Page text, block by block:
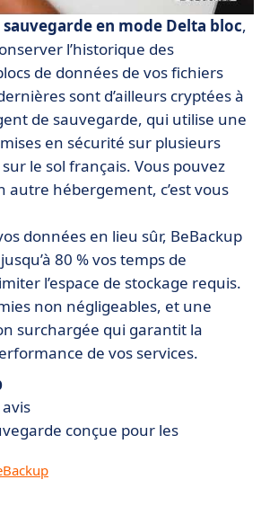
sauvegarde en mode Delta bloc,
l’historique des
de données de vos fichiers
sont d’ailleurs cryptées à
de sauvegarde, qui utilise une
en sécurité sur plusieurs
le sol français. Vous pouvez
autre hébergement, c’est vous
données en lieu sûr, BeBackup
80 % vos temps de
l’espace de stockage requis.
non négligeables, et une
surchargée qui garantit la
de vos services.
conçue pour les